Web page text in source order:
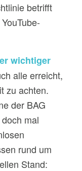
betrifft
wichtiger
alle erreicht,
zu achten.
der BAG
mal
rund um
Stand: